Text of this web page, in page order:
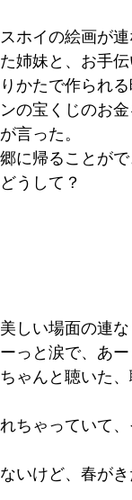
ホイの絵画が
姉妹と、お手伝
かたで作られ
の宝くじのお
言った。
に帰ることが
うして？
しい場面の連な
っと涙で、あー
ゃんと聴いた、
ちゃっていて
いけど、春が